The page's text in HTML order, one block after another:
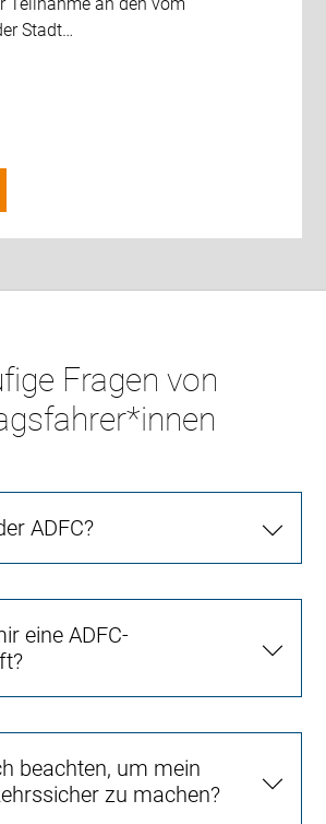
Teilnahme an den vom
Stadt…
Fragen von
ADFC?
eine ADFC-
beachten, um mein
zu machen?